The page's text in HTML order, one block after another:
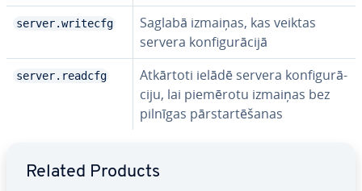
server.writecfg
Saglabā izmaiņas, kas veiktas
servera kon­fi­gu­rā­ci­jā
server.readcfg
Atkārtoti ielādē servera kon­fi­gu­rā­
ci­ju, lai piemērotu izmaiņas bez
pilnīgas pār­star­tē­ša­nas
Related Products